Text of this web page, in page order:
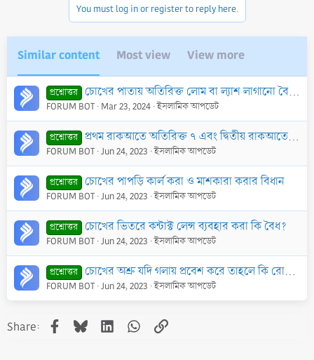
You must log in or register to reply here.
Similar content Most view View more
প্রশ্নোত্তর চোখের পাতায় অতিরিক্ত লোম বা ল্যাশ লাগানো বৈধ কি?
FORUM BOT Mar 23, 2024 ইসলামিক আপডেট
প্রশ্নোত্তর প্রথম রাকআতে অতিরিক্ত ৭ এবং দ্বিতীয় রাকআতে অতিরিক্ত ৫ তাকবীরের দলীল
FORUM BOT Jun 24, 2023 ইসলামিক আপডেট
প্রশ্নোত্তর চোখের পাপড়ি কার্ল করা ও মাশকারা করার বিধান
FORUM BOT Jun 24, 2023 ইসলামিক আপডেট
প্রশ্নোত্তর চোখের ভিতরে কন্টাক্ট লেন্স ব্যবহার করা কি বৈধ?
FORUM BOT Jun 24, 2023 ইসলামিক আপডেট
প্রশ্নোত্তর চোখের অশ্রু যদি গলায় প্রবেশ করে তাহলে কি রোযা ভেঙ্গে যাবে?
FORUM BOT Jun 24, 2023 ইসলামিক আপডেট
Share: Facebook
BlueskyLinkedInWhatsApp
Link